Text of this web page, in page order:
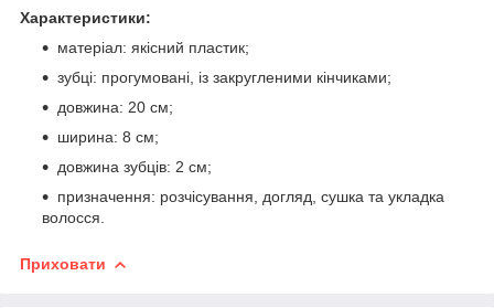
Характеристики:
матеріал: якісний пластик;
зубці: прогумовані, із закругленими кінчиками;
довжина: 20 см;
ширина: 8 см;
довжина зубців: 2 см;
призначення: розчісування, догляд, сушка та укладка
волосся.
Приховати